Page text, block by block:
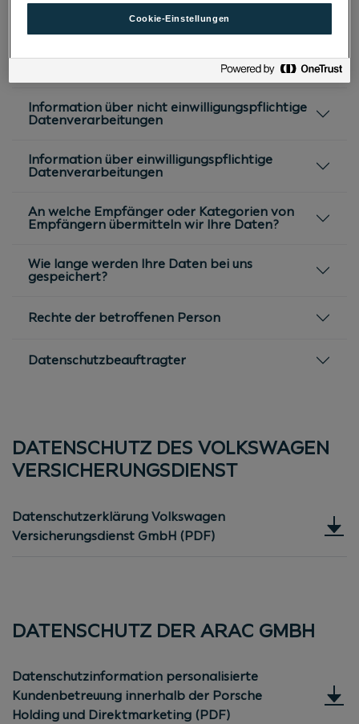
Verantwortliche für die Datenverarbeitung
Welche personenbezogenen Daten
Information über nicht einwilligungspflichtige
Datenverarbeitungen
Information über einwilligungspflichtige
Datenverarbeitungen
An welche Empfänger oder Kategorien von
Empfängern übermitteln wir Ihre Daten?
Wie lange werden Ihre Daten bei uns
gespeichert?
Rechte der betroffenen Person
Datenschutzbeauftragter
DATENSCHUTZ DES VOLKSWAGEN
VERSICHERUNGSDIENST
Datenschutzerklärung Volkswagen
Versicherungsdienst GmbH (PDF)
DATENSCHUTZ DER ARAC GMBH
Datenschutzinformation personalisierte
Kundenbetreuung innerhalb der Porsche
Holding und Direktmarketing (PDF)
Cookie-Einstellungen